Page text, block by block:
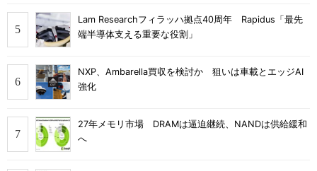
Lam Researchフィラッハ拠点40周年 Rapidus「最先
端半導体支える重要な役割」
NXP、Ambarella買収を検討か 狙いは車載とエッジAI
強化
27年メモリ市場 DRAMは逼迫継続、NANDは供給緩和
へ